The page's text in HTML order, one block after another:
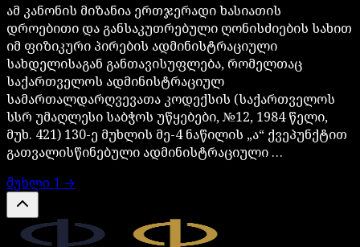
ამ კანონის მიზანია ერთჯერადი ხასიათის
დროებითი და განსაკუთრებული ღონისძიების სახით
იმ ფიზიკური პირების ადმინისტრაციული
სახდელისაგან განთავისუფლება, რომელთაც
საქართველოს ადმინისტრაციულ
სამართალდარღვევათა კოდექსის (საქართველოს
სსრ უმაღლესი საბჭოს უწყებები, №12, 1984 წელი,
მუხ. 421) 130-ე მუხლის მე-4 ნაწილის „ა“ ქვეპუნქტით
გათვალისწინებული ადმინისტრაციული …
მუხლი 1 →